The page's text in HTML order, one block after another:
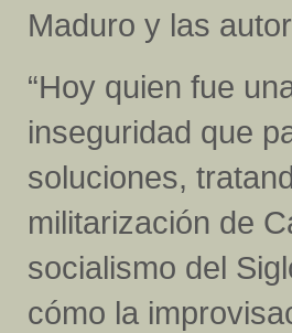
Maduro y las
“Hoy quien fue
inseguridad que
soluciones,
militarización de
socialismo del
cómo la